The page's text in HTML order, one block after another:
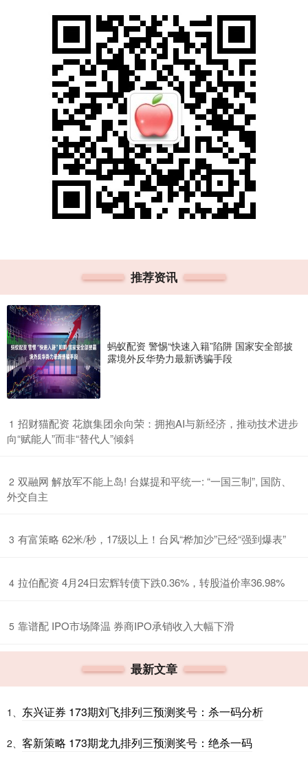
推荐资讯
蚂蚁配资 警惕“快速入籍”陷阱 国家安全部披
露境外反华势力最新诱骗手段
1 ​招财猫配资 花旗集团余向荣：拥抱AI与新经济，推动技术进步
向“赋能人”而非“替代人”倾斜
2 ​双融网 解放军不能上岛! 台媒提和平统一: “一国三制”, 国防、
外交自主
3 ​有富策略 62米/秒，17级以上！台风“桦加沙”已经“强到爆表”
4 ​拉伯配资 4月24日宏辉转债下跌0.36%，转股溢价率36.98%
5 ​靠谱配 IPO市场降温 券商IPO承销收入大幅下滑
最新文章
1、 东兴证券 173期刘飞排列三预测奖号：杀一码分析
2、 客新策略 173期龙九排列三预测奖号：绝杀一码